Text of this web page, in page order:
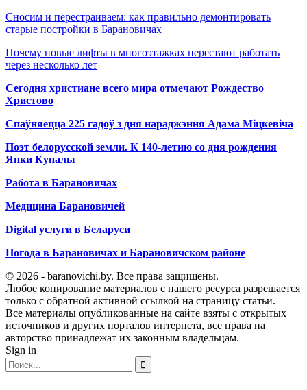
Сносим и перестраиваем: как правильно демонтировать
старые постройки в Барановичах
Почему новые лифты в многоэтажках перестают работать
через несколько лет
Сегодня христиане всего мира отмечают Рождество
Христово
Спаўняецца 225 гадоў з дня нараджэння Адама Міцкевіча
Поэт белорусской земли. К 140-летию со дня рождения
Янки Купалы
Работа в Барановичах
Медицина Барановичей
Digital услуги в Беларуси
Погода в Барановичах и Барановичском районе
© 2026 - baranovichi.by. Все права защищены.
Любое копирование материалов с нашего ресурса разрешается
только с обратной активной ссылкой на страницу статьи.
Все материалы опубликованные на сайте взяты с открытых
источников и других порталов интернета, все права на
авторство принадлежат их законным владельцам.
Sign in